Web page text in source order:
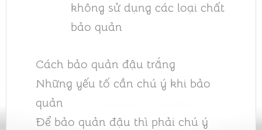
không sử dụng các loại chất
bảo quản
Cách bảo quản đậu trắng
Những yếu tố cần chú ý khi bảo
quản
Để bảo quản đậu thì phải chú ý